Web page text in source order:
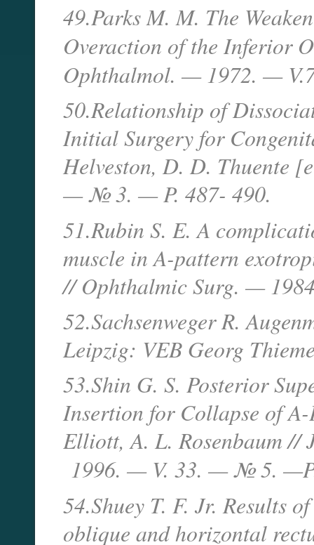
49.Parks M. M. The
Overaction of the Inferior
Ophthalmol. — 1972. —
50.Relationship of
Initial Surgery for
Helveston, D. D. Thuente
— № 3. — P. 487- 490.
51.Rubin S. E. A
muscle in A-pattern
// Ophthalmic Surg. —
52.Sachsenweger R.
Leipzig: VEB Georg
53.Shin G. S. Posterior
Insertion for Collapse of
Elliott, A. L. Rosenbaum //
1996. — V. 33. — № 5. —
54.Shuey T. F. Jr. Results
oblique and horizontal